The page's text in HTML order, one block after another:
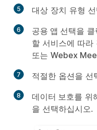
5 대상 장치 유형
6 공용 앱 선택을
할 서비스에 따라
또는 Webex
7 적절한 옵션을 선
8 데이터 보호를 위
을 선택하십시오.